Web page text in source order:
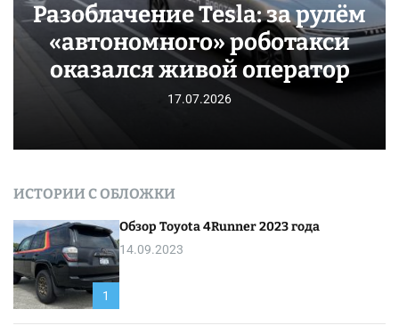
Разоблачение Tesla: за рулём
«автономного» роботакси
оказался живой оператор
17.07.2026
ИСТОРИИ С ОБЛОЖКИ
1
Обзор Toyota 4Runner 2023 года
14.09.2023